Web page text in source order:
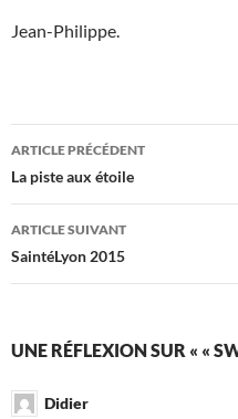
Jean-Philippe.
Navigation
des
articles
ARTICLE PRÉCÉDENT
La piste aux étoile
ARTICLE SUIVANT
SaintéLyon 2015
UNE RÉFLEXION SUR « «
Didier